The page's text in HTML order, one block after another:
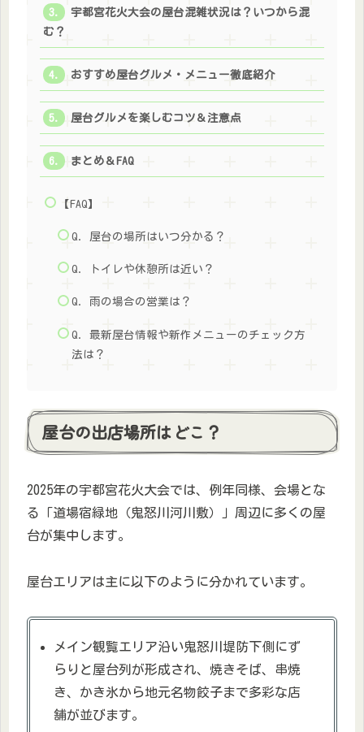
宇都宮花火大会の屋台混雑状況は？いつから混
む？
おすすめ屋台グルメ・メニュー徹底紹介
屋台グルメを楽しむコツ＆注意点
まとめ＆FAQ
【FAQ】
Q. 屋台の場所はいつ分かる？
Q. トイレや休憩所は近い？
Q. 雨の場合の営業は？
Q. 最新屋台情報や新作メニューのチェック方
法は？
屋台の出店場所はどこ？
2025年の宇都宮花火大会では、例年同様、会場とな
る「道場宿緑地（鬼怒川河川敷）」周辺に多くの屋
台が集中します。
屋台エリアは主に以下のように分かれています。
メイン観覧エリア沿い鬼怒川堤防下側にず
らりと屋台列が形成され、焼きそば、串焼
き、かき氷から地元名物餃子まで多彩な店
舗が並びます。